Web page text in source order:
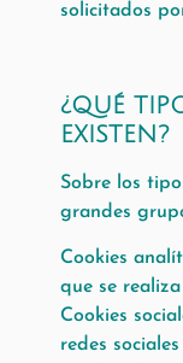
solicitados
¿QUÉ
EXISTEN?
Sobre los
grandes
Cookies
que se
Cookies
redes